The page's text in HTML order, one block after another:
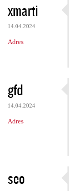
r
z
e
xmarti
14.04.2024
Adres
gfd
14.04.2024
Adres
seo